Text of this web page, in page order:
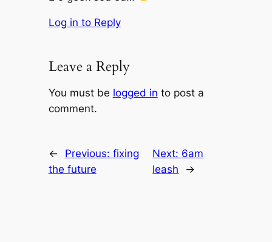
Log in to Reply
Leave a Reply
You must be logged in to post a
comment.
← Previous: fixing
the future
Next: 6am
leash
→